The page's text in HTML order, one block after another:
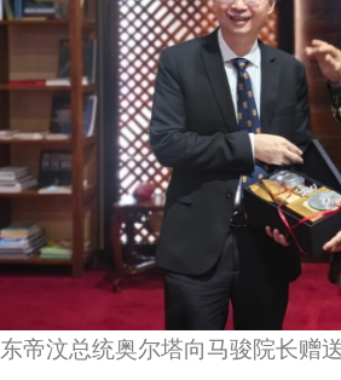
东帝汶总统奥尔塔向马骏院长赠